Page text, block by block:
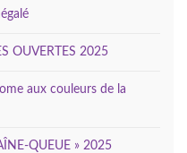
OUVERTES 2025
aux couleurs de la
QUEUE » 2025